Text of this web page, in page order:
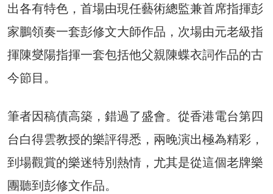
出各有特色，首場由現任藝術總監兼首席指揮彭
家鵬領奏一套彭修文大師作品，次場由元老級指
揮陳燮陽指揮一套包括他父親陳蝶衣詞作品的古
今節目。
筆者因稿債高築，錯過了盛會。從香港電台第四
台白得雲教授的樂評得悉，兩晚演出極為精彩，
到場觀賞的樂迷特別熱情，尤其是從這個老牌樂
團聽到彭修文作品。